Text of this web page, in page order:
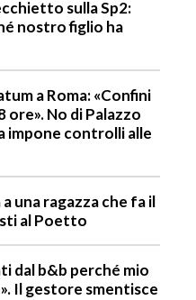
sulla Sp2:
nostro figlio ha
a Roma: «Confini
No di Palazzo
impone controlli alle
una ragazza che fa il
al Poetto
dal b&b perché mio
Il gestore smentisce